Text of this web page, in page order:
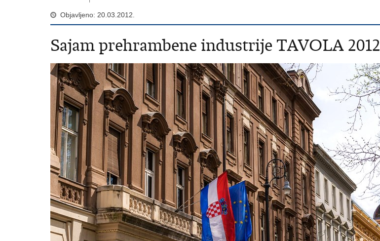
Objavljeno: 20.03.2012.
Sajam prehrambene industrije TAVOLA 2012